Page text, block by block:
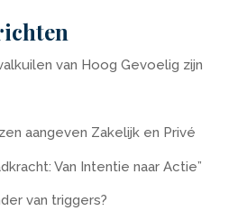
van Hoog Gevoelig zijn
aangeven Zakelijk en Privé
Van Intentie naar Actie”
van triggers?